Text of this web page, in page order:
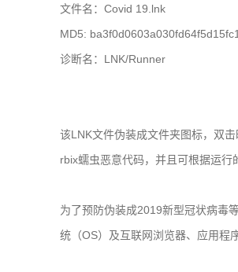
文件名： Covid 19.lnk
MD5:
诊断名： LNK/Runner
该LNK文件伪装成文件夹图标，双
rbix蠕虫恶意代码，并且可根据运
为了预防伪装成2019新型冠状病毒
统（OS）及互联网浏览器、应用程